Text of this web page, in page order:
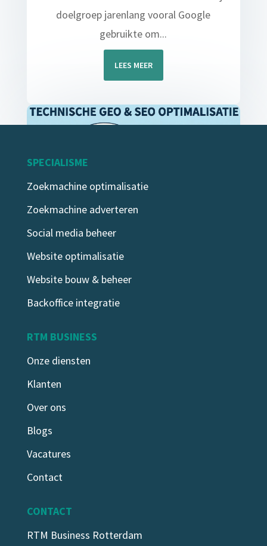
doelgroep jarenlang vooral Google
gebruikte om...
LEES MEER
Technische GEO en SEO
Zo maak je je website vindbaar in Google
én AI-zoekomgevingen Technische SEO is
SPECIALISME
Zoekmachine optimalisatie
Zoekmachine adverteren
Social media beheer
Website optimalisatie
Website bouw & beheer
Backoffice integratie
RTM BUSINESS
Onze diensten
Klanten
Over ons
Blogs
Vacatures
Contact
CONTACT
RTM Business Rotterdam